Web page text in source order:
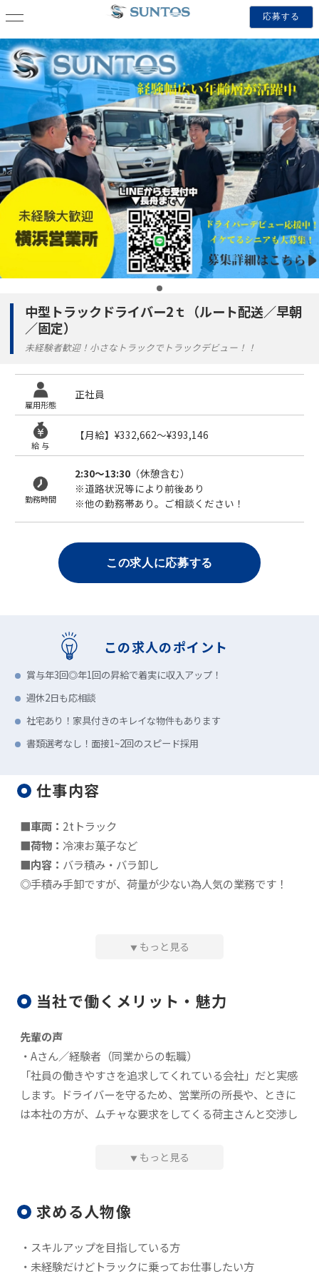
応募する
中型トラックドライバー2ｔ（ルート配送／早朝
／固定）
未経験者歓迎！小さなトラックでトラックデビュー！！
雇用形態
正社員
給 与
【月給】¥332,662〜¥393,146
勤務時間
2:30～13:30 （休憩含む）
※道路状況等により前後あり
※他の勤務帯あり。ご相談ください！
この求人に応募する
この求人のポイント
賞与年3回◎年1回の昇給で着実に収入アップ！
週休2日も応相談
社宅あり！家具付きのキレイな物件もあります
書類選考なし！面接1~2回のスピード採用
仕事内容
■車両： 2tトラック
■荷物： 冷凍お菓子など
■内容： バラ積み・バラ卸し
◎手積み手卸ですが、荷量が少ない為人気の業務です！
▼ もっと見る
当社で働くメリット・魅力
先輩の声
・Aさん／経験者（同業からの転職）
「社員の働きやすさを追求してくれている会社」だと実感
します。ドライバーを守るため、営業所の所長や、ときに
は本社の方が、ムチャな要求をしてくる荷主さんと交渉し
もなんとか耐えよう」と思っていました。でも、働き始め
も推奨している。「激務」「長時間労働」はつくられたイ
メージなんだな、と思いましたね。
▼ もっと見る
求める人物像
・スキルアップを目指している方
・未経験だけどトラックに乗ってお仕事したい方